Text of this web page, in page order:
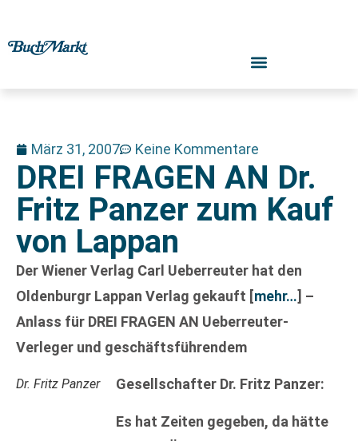
März 31, 2007 Keine Kommentare
DREI FRAGEN AN Dr.
Fritz Panzer zum Kauf
von Lappan
Der Wiener Verlag Carl Ueberreuter hat den
Oldenburgr Lappan Verlag gekauft [mehr…] –
Anlass für DREI FRAGEN AN Ueberreuter-
Verleger und geschäftsführendem
Dr. Fritz Panzer Gesellschafter Dr. Fritz Panzer:
Es hat Zeiten gegeben, da hätte